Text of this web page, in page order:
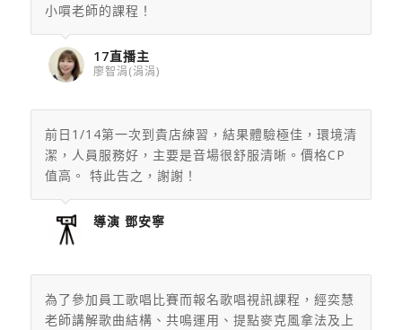
小嘪老師的課程！
17直播主
廖智涓(涓涓)
前日1/14第一次到貴店練習，結果體驗極佳，環境清
潔，人員服務好，主要是音場很舒服清晰。價格CP
值高。 特此告之，謝謝！
導演 鄧安寧
為了參加員工歌唱比賽而報名歌唱視訊課程，經奕慧
老師講解歌曲結構、共鳴運用、提點麥克風拿法及上